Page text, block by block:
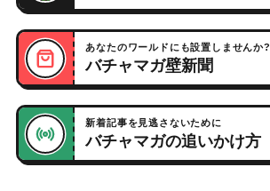
あなたのワールドにも設置しませんか?
バチャマガ壁新聞
新着記事を見逃さないために
バチャマガの追いかけ方